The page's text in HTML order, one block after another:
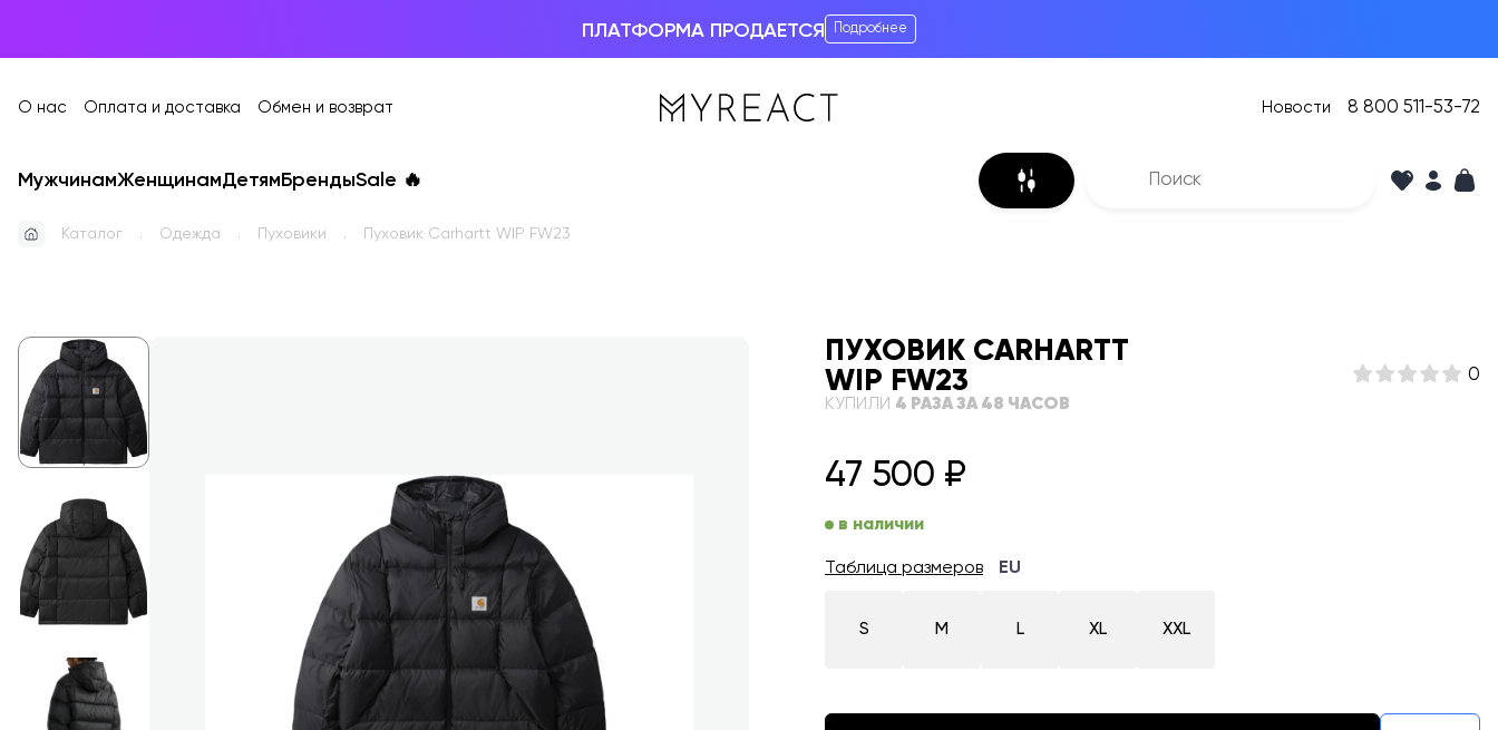
ПЛАТФОРМА ПРОДАЕТСЯ Подробнее
О нас Оплата и доставка Обмен и возврат Новости 8 800 511-53-72
МужчинамЖенщинамДетям БрендыSale 🔥
Каталог Одежда Пуховики Пуховик Carhartt WIP FW23
ПУХОВИК CARHARTT
WIP FW23
КУПИЛИ 4 РАЗАЗА 48 ЧАСОВ
0
47 500 ₽
в наличии
Таблица размеров EU
S M L XL XXL